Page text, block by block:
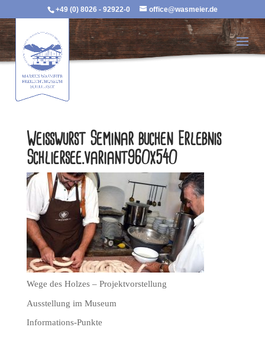
+49 (0) 8026 - 92922-0 office@wasmeier.de
Weisswurst Seminar buchen Erlebnis
Schliersee.variant960x540
Wege des Holzes – Projektvorstellung
Ausstellung im Museum
Informations-Punkte